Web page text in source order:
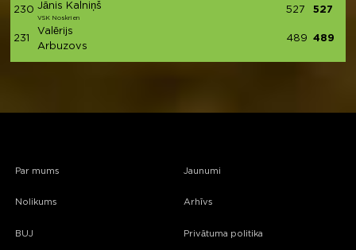
230 Jānis Kalniņš
VSK Noskrien
527 527
231
Valērijs
Arbuzovs
489 489
Par mums
Nolikums
BUJ
Jaunumi
Arhīvs
Privātuma politika